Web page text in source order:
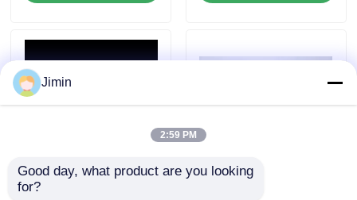
Berita
Permintaan Penawaran
Truk traktor
Shacman F3000 4x2
Jimin
2:59 PM
Good day, what product are you looking
for?